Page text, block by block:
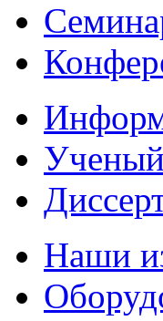
Наши